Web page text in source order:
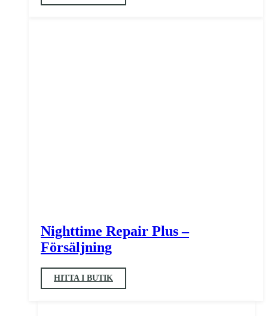
Nighttime Repair Plus –
Försäljning
HITTA I BUTIK